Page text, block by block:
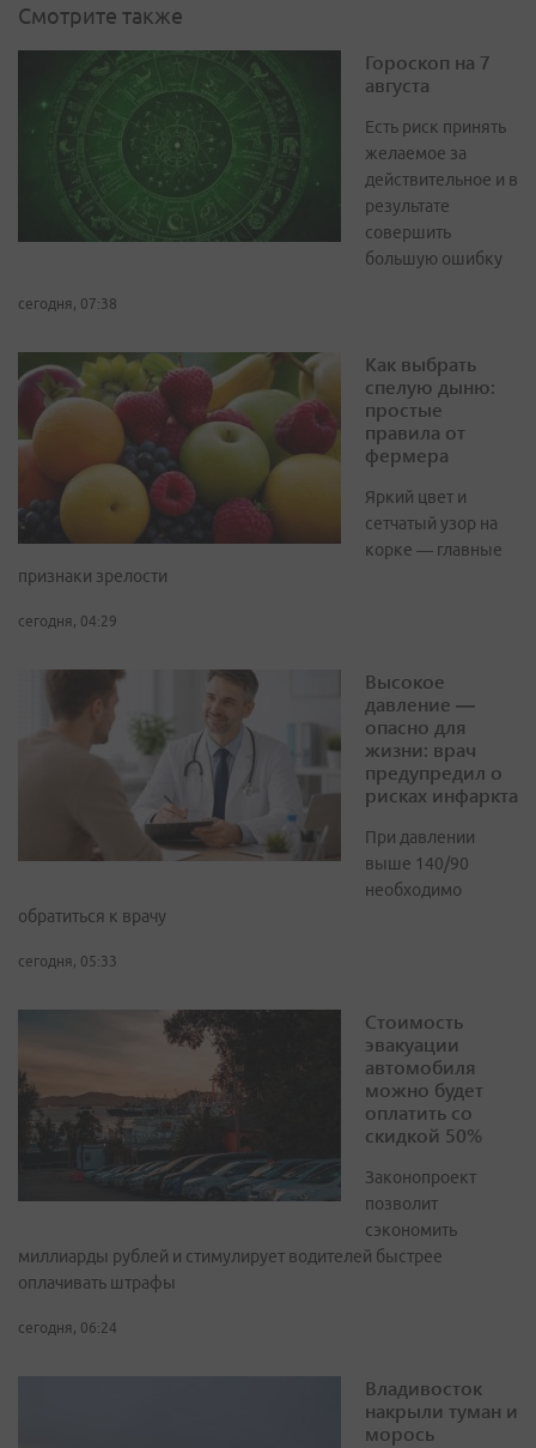
Смотрите также
Гороскоп на 7
августа
Есть риск принять
желаемое за
действительное и в
результате
совершить
большую ошибку
сегодня, 07:38
Как выбрать
спелую дыню:
простые
правила от
фермера
Яркий цвет и
сетчатый узор на
корке — главные
признаки зрелости
сегодня, 04:29
Высокое
давление —
опасно для
жизни: врач
предупредил о
рисках инфаркта
При давлении
выше 140/90
необходимо
обратиться к врачу
сегодня, 05:33
Стоимость
эвакуации
автомобиля
можно будет
оплатить со
скидкой 50%
Законопроект
позволит
сэкономить
миллиарды рублей и стимулирует водителей быстрее
оплачивать штрафы
сегодня, 06:24
Владивосток
накрыли туман и
морось